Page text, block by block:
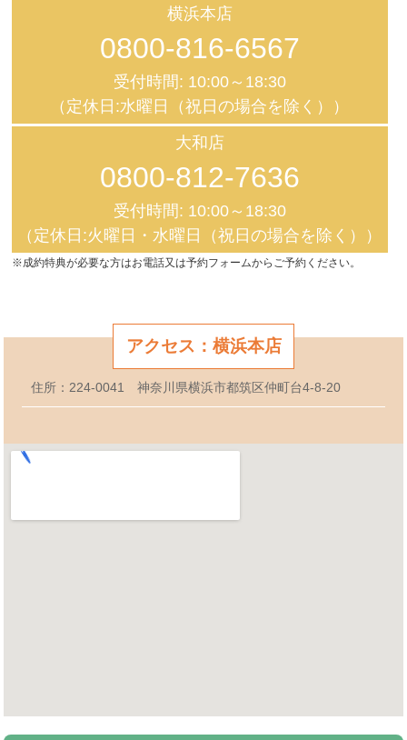
横浜本店
0800-816-6567
受付時間: 10:00～18:30
（定休日:水曜日（祝日の場合を除く））
大和店
0800-812-7636
受付時間: 10:00～18:30
（定休日:火曜日・水曜日（祝日の場合を除く））
※成約特典が必要な方はお電話又は予約フォームからご予約ください。
アクセス：横浜本店
住所：224-0041 神奈川県横浜市都筑区仲町台4-8-20